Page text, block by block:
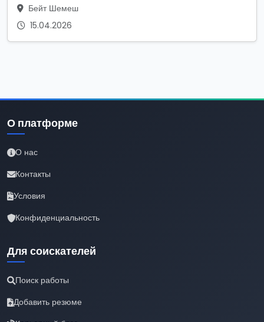
Бейт Шемеш
15.04.2026
О платформе
О нас
Контакты
Условия
Конфиденциальность
Для соискателей
Поиск работы
Добавить резюме